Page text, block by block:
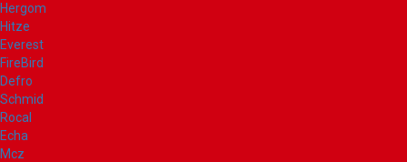
Hergom
Hitze
Everest
FireBird
Defro
Schmid
Rocal
Echa
Mcz